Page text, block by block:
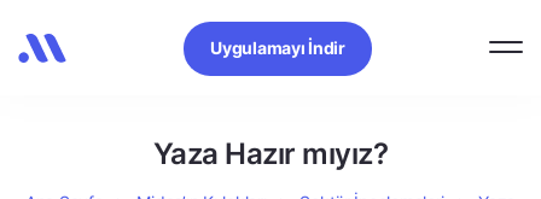
Uygulamayı İndir
Yaza Hazır mıyız?